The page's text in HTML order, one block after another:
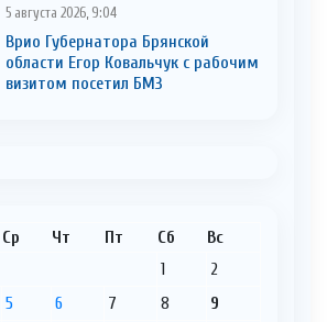
5 августа 2026, 9:04
Врио Губернатора Брянской
области Егор Ковальчук с рабочим
визитом посетил БМЗ
Ср Чт Пт Сб Вс
1
2
5 6 7 8
9